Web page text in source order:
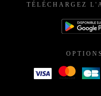
TÉLÉCHARGEZ